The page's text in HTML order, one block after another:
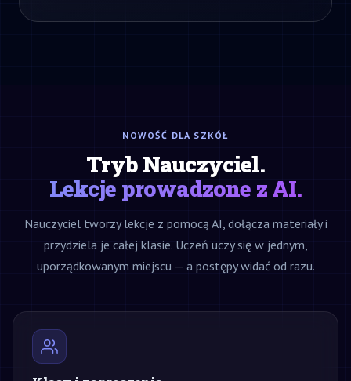
NOWOŚĆ DLA SZKÓŁ
Tryb Nauczyciel.
Lekcje prowadzone z AI.
Nauczyciel tworzy lekcje z pomocą AI, dołącza materiały i
przydziela je całej klasie. Uczeń uczy się w jednym,
uporządkowanym miejscu — a postępy widać od razu.